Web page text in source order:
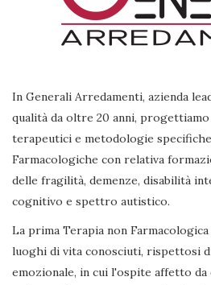
In Generali Arredamenti, azienda
qualità da oltre 20 anni,
terapeutici e metodologie
Farmacologiche con relativa
delle fragilità, demenze, disabilità
cognitivo e spettro autistico.
La prima Terapia non
luoghi di vita conosciuti, rispettosi
emozionale, in cui l'ospite affetto da